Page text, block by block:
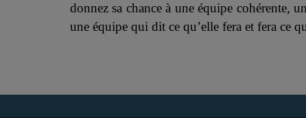
donnez sa chance à une équipe cohérente,
une équipe qui dit ce qu’elle fera et fera ce